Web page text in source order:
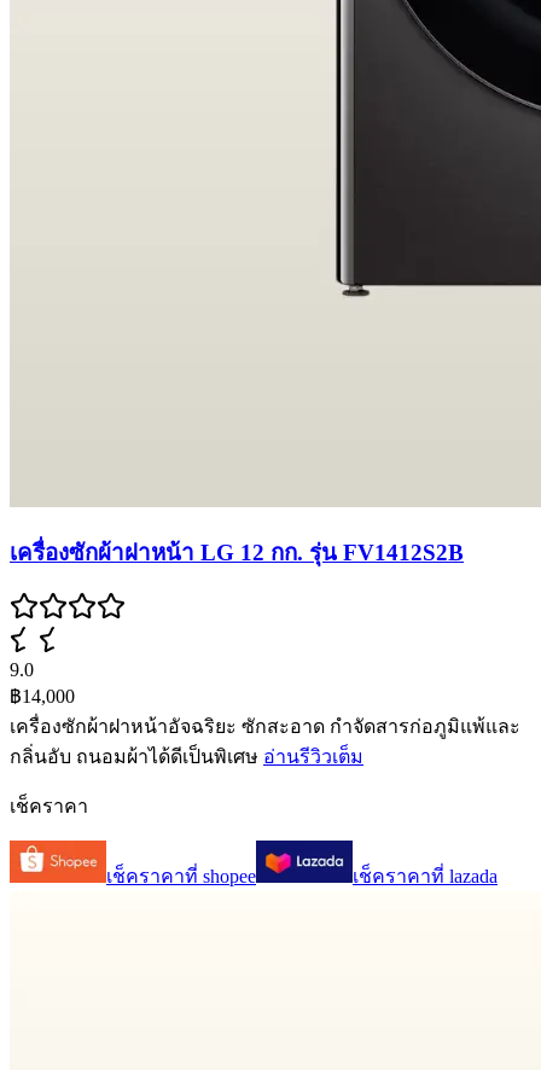
เครื่องซักผ้าฝาหน้า LG 12 กก. รุ่น FV1412S2B
9.0
฿14,000
เครื่องซักผ้าฝาหน้าอัจฉริยะ ซักสะอาด กำจัดสารก่อภูมิแพ้และ
กลิ่นอับ ถนอมผ้าได้ดีเป็นพิเศษ อ่านรีวิวเต็ม
เช็คราคา
เช็คราคาที่ shopee เช็คราคาที่ lazada